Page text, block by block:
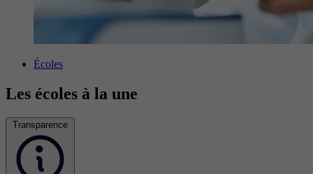
Écoles
Les écoles à la une
Transparence